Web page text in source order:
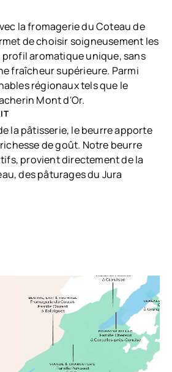
la fromagerie du Coteau de
de choisir soigneusement les
aromatique unique, sans
fraîcheur supérieure. Parmi
régionaux tels que le
Mont d'Or.
la pâtisserie, le beurre apporte
de goût. Notre beurre
provient directement de la
des pâturages du Jura